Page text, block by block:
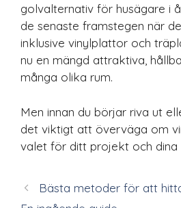
golvalternativ för husägare i
de senaste framstegen när
inklusive vinylplattor och
nu en mängd attraktiva,
många olika rum.
Men innan du börjar riva ut
det viktigt att överväga om
valet för ditt projekt och dina
Bästa metoder för att